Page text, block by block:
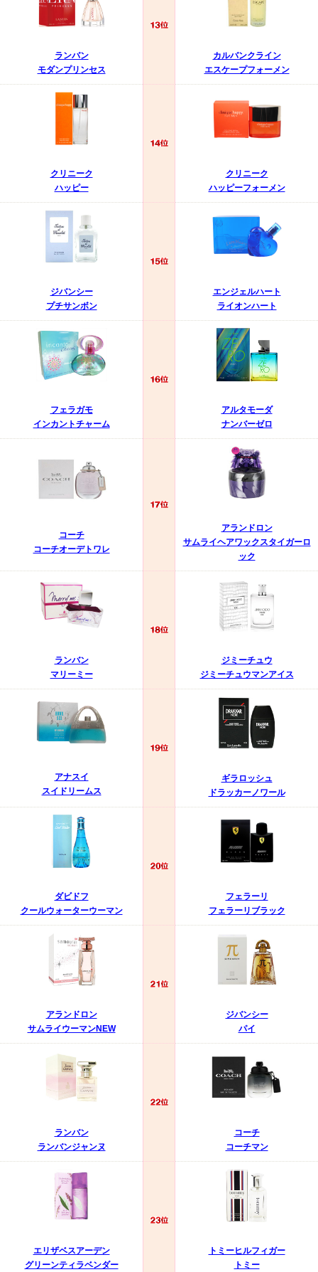
ランバン
モダンプリンセス
カルバンクライン
エスケープフォーメン
クリニーク
ハッピー
クリニーク
ハッピーフォーメン
ジバンシー
プチサンボン
エンジェルハート
ライオンハート
フェラガモ
インカントチャーム
アルタモーダ
ナンバーゼロ
コーチ
コーチオーデトワレ
アランドロン
サムライヘアワックスタイガーロ
ック
ランバン
マリーミー
ジミーチュウ
ジミーチュウマンアイス
アナスイ
スイドリームス
ギラロッシュ
ドラッカーノワール
ダビドフ
クールウォーターウーマン
フェラーリ
フェラーリブラック
アランドロン
サムライウーマンNEW
ジバンシー
パイ
ランバン
ランバンジャンヌ
コーチ
コーチマン
エリザベスアーデン
グリーンティラベンダー
トミーヒルフィガー
トミー